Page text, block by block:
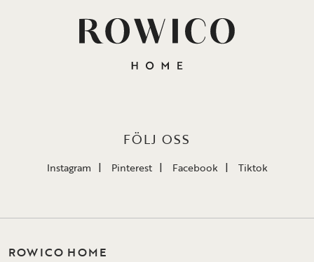
FÖLJ OSS
Instagram Pinterest Facebook Tiktok
ROWICO HOME